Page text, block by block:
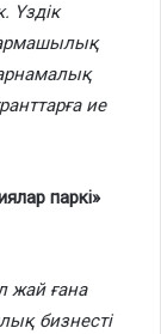
Үздік
ие
паркі»
жай ғана
бизнесті